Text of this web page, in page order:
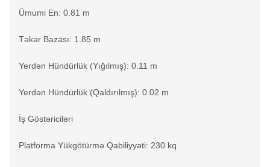
Ümumi En: 0.81 m
Təkər Bazası: 1.85 m
Yerdən Hündürlük (Yığılmış): 0.11 m
Yerdən Hündürlük (Qaldırılmış): 0.02 m
İş Göstəriciləri
Platforma Yükgötürmə Qabiliyyəti: 230 kq